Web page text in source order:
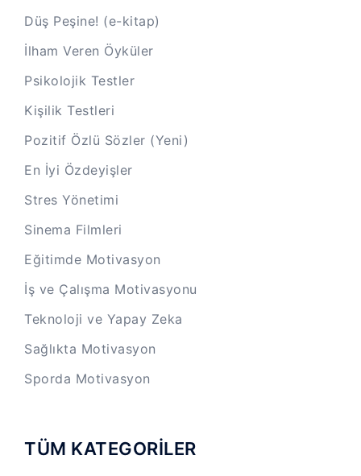
Düş Peşine! (e-kitap)
İlham Veren Öyküler
Psikolojik Testler
Kişilik Testleri
Pozitif Özlü Sözler (Yeni)
En İyi Özdeyişler
Stres Yönetimi
Sinema Filmleri
Eğitimde Motivasyon
İş ve Çalışma Motivasyonu
Teknoloji ve Yapay Zeka
Sağlıkta Motivasyon
Sporda Motivasyon
TÜM KATEGORİLER